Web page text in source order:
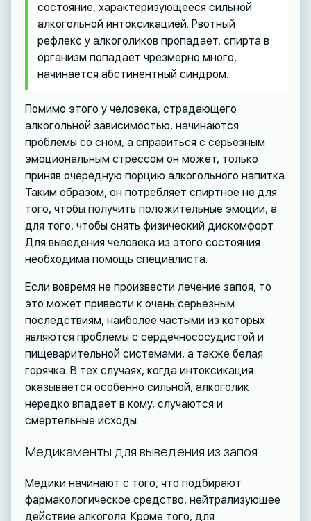
состояние, характеризующееся сильной
алкогольной интоксикацией. Рвотный
рефлекс у алкоголиков пропадает, спирта в
организм попадает чрезмерно много,
начинается абстинентный синдром.
Помимо этого у человека, страдающего
алкогольной зависимостью, начинаются
проблемы со сном, а справиться с серьезным
эмоциональным стрессом он может, только
приняв очередную порцию алкогольного напитка.
Таким образом, он потребляет спиртное не для
того, чтобы получить положительные эмоции, а
для того, чтобы снять физический дискомфорт.
Для выведения человека из этого состояния
необходима помощь специалиста.
Если вовремя не произвести лечение запоя, то
это может привести к очень серьезным
последствиям, наиболее частыми из которых
являются проблемы с сердечнососудистой и
пищеварительной системами, а также белая
горячка. В тех случаях, когда интоксикация
оказывается особенно сильной, алкоголик
нередко впадает в кому, случаются и
смертельные исходы.
Медикаменты для выведения из запоя
Медики начинают с того, что подбирают
фармакологическое средство, нейтрализующее
действие алкоголя. Кроме того, для